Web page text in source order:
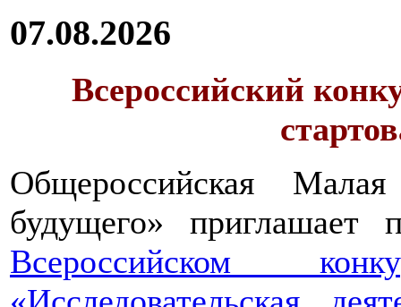
07.08.2026
Всероссийский
Общероссийская
будущего» приглашает
Всероссийском